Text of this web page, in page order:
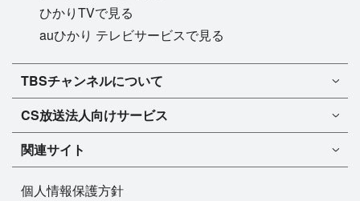
ひかりTVで見る
auひかり テレビサービスで見る
TBSチャンネル1
TBSチャンネル2
マンスリーガイド［PDF］
TBSチャンネルについて
TBSチャンネルについて
FAQ・よくあるご質問
インフォメーション
CS放送法人向けサービス
法人向けサービスについて
TBSチャンネル1
TBSチャンネル2
今月放送
ドラマ
バラエティ
音楽
関連サイト
個人情報保護方針